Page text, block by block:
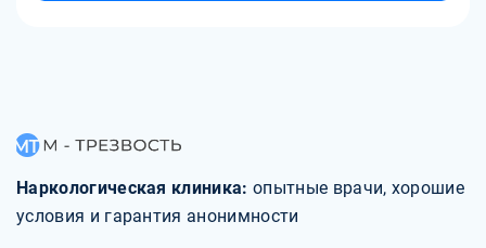
Наркологическая клиника: опытные врачи, хорошие
условия и гарантия анонимности